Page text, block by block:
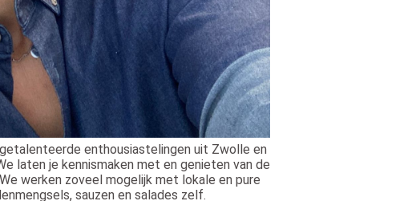
enthousiastelingen uit Zwolle en
laten je kennismaken met en genieten van de
werken zoveel mogelijk met lokale en pure
sauzen en salades zelf.